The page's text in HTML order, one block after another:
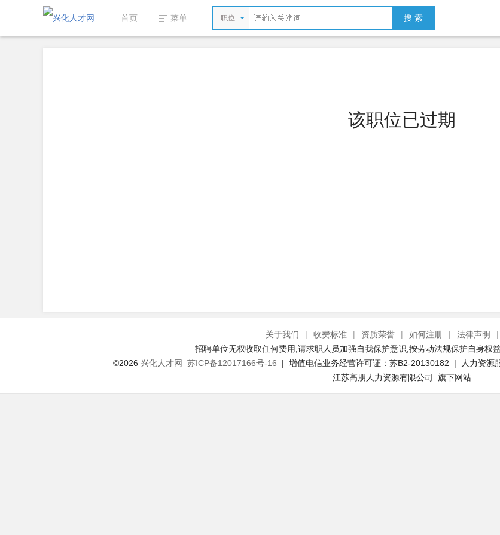
首页 菜单 职位 搜 索
该职位已过期
关于我们 | 收费标准 | 资质荣誉 | 如何注册 | 法律声明 |
招聘单位无权收取任何费用,请求职人员加强自我保护意识,按劳动法规保护自身权
©2026 兴化人才网 苏ICP备12017166号-16 | 增值电信业务经营许可证：苏B2-20130182 | 人力资源
江苏高朋人力资源有限公司 旗下网站